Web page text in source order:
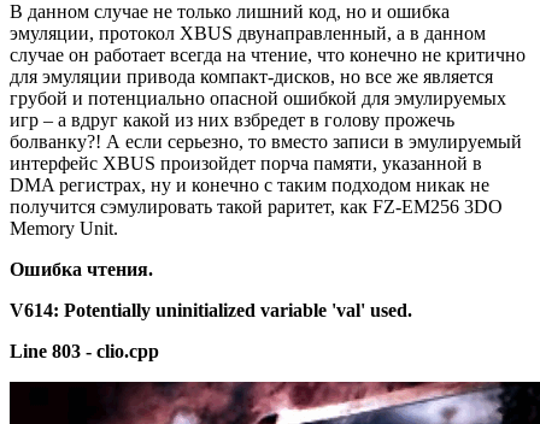
В данном случае не только лишний код, но и ошибка
эмуляции, протокол XBUS двунаправленный, а в данном
случае он работает всегда на чтение, что конечно не критично
для эмуляции привода компакт-дисков, но все же является
грубой и потенциально опасной ошибкой для эмулируемых
игр – а вдруг какой из них взбредет в голову прожечь
болванку?! А если серьезно, то вместо записи в эмулируемый
интерфейс XBUS произойдет порча памяти, указанной в
DMA регистрах, ну и конечно с таким подходом никак не
получится сэмулировать такой раритет, как FZ-EM256 3DO
Memory Unit.
Ошибка чтения.
V614: Potentially uninitialized variable 'val' used.
Line 803 - clio.cpp